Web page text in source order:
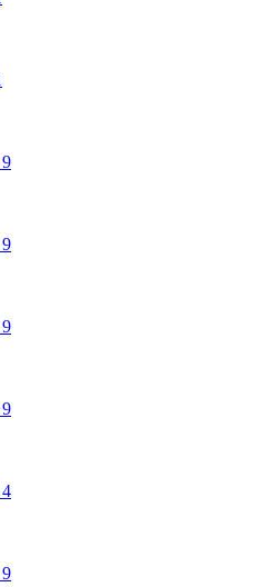
9
9
9
9
4
9